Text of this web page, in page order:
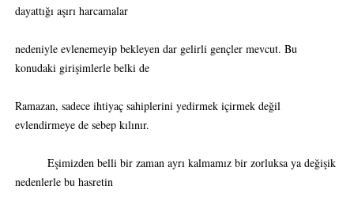
dayattığı aşırı harcamalar
nedeniyle evlenemeyip bekleyen dar gelirli gençler mevcut. Bu
konudaki girişimlerle belki de
Ramazan, sadece ihtiyaç sahiplerini yedirmek içirmek değil
evlendirmeye de sebep kılınır.
Eşimizden belli bir zaman ayrı kalmamız bir zorluksa ya değişik
nedenlerle bu hasretin